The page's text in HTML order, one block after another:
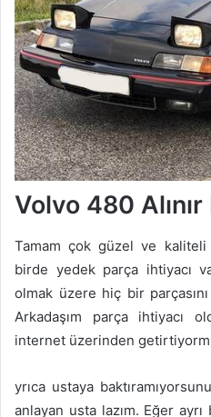
Volvo 480 Alınır
Tamam çok güzel ve
birde yedek parça ihtiyacı
olmak üzere hiç bir
Arkadaşım parça ihtiyacı
internet üzerinden
yrıca ustaya
anlayan usta lazım. Eğer ayrı